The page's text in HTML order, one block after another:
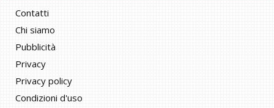
Contatti
Chi siamo
Pubblicità
Privacy
Privacy policy
Condizioni d'uso